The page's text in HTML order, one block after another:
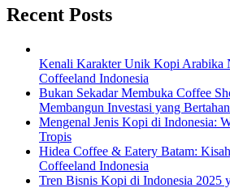
Recent Posts
Kenali Karakter Unik Kopi Arabika
Coffeeland Indonesia
Bukan Sekadar Membuka Coffee
Membangun Investasi yang
Mengenal Jenis Kopi di Indonesia:
Tropis
Hidea Coffee & Eatery Batam:
Coffeeland Indonesia
Tren Bisnis Kopi di Indonesia 2025